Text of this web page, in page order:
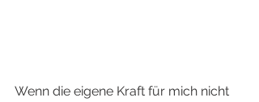
Wenn die eigene Kraft für mich nicht